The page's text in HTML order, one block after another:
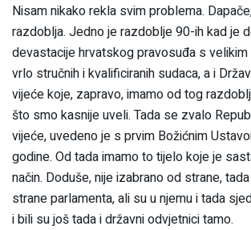
Nisam nikako rekla svim problema.
razdoblja. Jedno je razdoblje 90-ih kad je
devastacije hrvatskog pravosuđa s
vrlo stručnih i kvalificiranih sudaca, a i
vijeće koje, zapravo, imamo od tog
što smo kasnije uveli. Tada se zvalo
vijeće, uvedeno je s prvim Božićnim
godine. Od tada imamo to tijelo koje je
način. Doduše, nije izabrano od strane,
strane parlamenta, ali su u njemu i tada
i bili su još tada i državni odvjetnici tamo.